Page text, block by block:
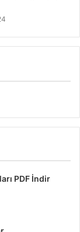
PDF İndir